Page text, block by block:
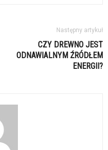
Następny artykuł
CZY DREWNO JEST
ODNAWIALNYM ŹRÓDŁEM
ENERGII?